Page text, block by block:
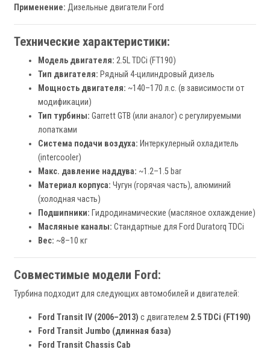
Применение: Дизельные двигатели Ford
Технические характеристики:
Модель двигателя: 2.5L TDCi (FT190)
Тип двигателя: Рядный 4-цилиндровый дизель
Мощность двигателя: ~140–170 л.с. (в зависимости от
модификации)
Тип турбины: Garrett GTB (или аналог) с регулируемыми
лопатками
Система подачи воздуха: Интеркулерный охладитель
(intercooler)
Макс. давление наддува: ~1.2–1.5 bar
Материал корпуса: Чугун (горячая часть), алюминий
(холодная часть)
Подшипники: Гидродинамические (масляное охлаждение)
Масляные каналы: Стандартные для Ford Duratorq TDCi
Вес: ~8–10 кг
Совместимые модели Ford:
Турбина подходит для следующих автомобилей и двигателей:
Ford Transit IV (2006–2013) с двигателем 2.5 TDCi (FT190)
Ford Transit Jumbo (длинная база)
Ford Transit Chassis Cab